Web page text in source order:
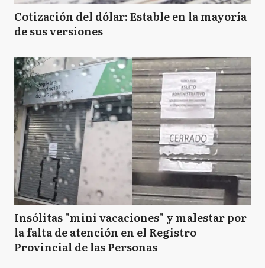
Cotización del dólar: Estable en la mayoría
de sus versiones
Insólitas "mini vacaciones" y malestar por
la falta de atención en el Registro
Provincial de las Personas